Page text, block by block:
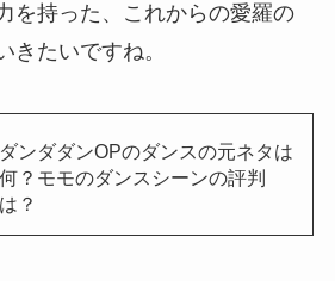
を持った、これからの愛羅の
きたいですね。
ダンダダンOPのダンスの元ネタは
何？モモのダンスシーンの評判
は？